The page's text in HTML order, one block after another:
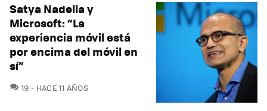
Satya Nadella y
Microsoft: “La
experiencia móvil está
por encima del móvil en
sí”
19 COMENTARIOS
HACE 11 AÑOS